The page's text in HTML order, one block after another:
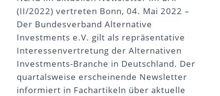
(II/2022) vertreten Bonn, 04. Mai 2022 –
Der Bundesverband Alternative
Investments e.V. gilt als repräsentative
Interessenvertretung der Alternativen
Investments-Branche in Deutschland. Der
quartalsweise erscheinende Newsletter
informiert in Fachartikeln über aktuelle